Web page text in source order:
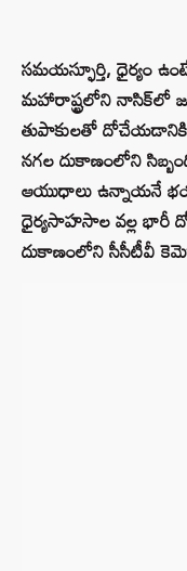
సమయస్ఫూర్తి, ధైర్యం
మహారాష్ట్రలోని నాసిక్‌లో
తుపాకులతో దోచేయడానికి
నగల దుకాణంలోని
ఆయుధాలు ఉన్నాయనే
ధైర్యసాహసాల వల్ల భారీ
దుకాణంలోని సీసీటీవీ